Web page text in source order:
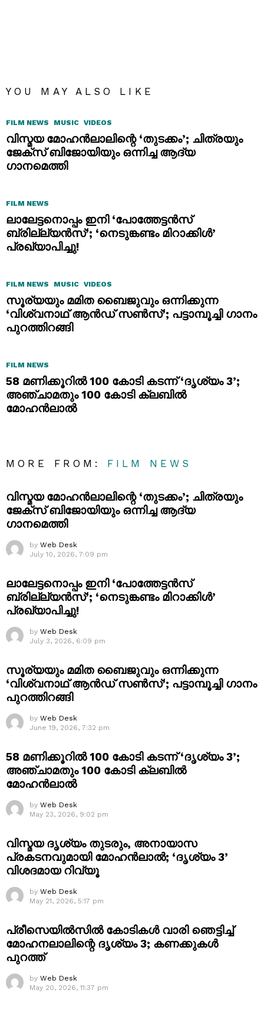
YOU MAY ALSO LIKE
FILM NEWS MUSIC VIDEOS
വിസ്മയ മോഹൻലാലിന്റെ ‘തുടക്കം’; ചിത്രയും
ജേക്സ് ബിജോയിയും ഒന്നിച്ച ആദ്യ
ഗാനമെത്തി
FILM NEWS
ലാലേട്ടനൊപ്പം ഇനി ‘പോത്തേട്ടൻസ്
ബ്രില്ല്യൻസ്’; ‘നെടുങ്കണ്ടം മിറാക്കിൾ’
പ്രഖ്യാപിച്ചു!
FILM NEWS MUSIC VIDEOS
സൂര്യയും മമിത ബൈജുവും ഒന്നിക്കുന്ന
‘വിശ്വനാഥ് ആൻഡ് സൺസ്’; പട്ടാമ്പൂച്ചി ഗാനം
പുറത്തിറങ്ങി
FILM NEWS
58 മണിക്കൂറിൽ 100 കോടി കടന്ന് ‘ദൃശ്യം 3’;
അഞ്ചാമതും 100 കോടി ക്ലബിൽ
മോഹൻലാൽ
MORE FROM: FILM NEWS
വിസ്മയ മോഹൻലാലിന്റെ ‘തുടക്കം’; ചിത്രയും
ജേക്സ് ബിജോയിയും ഒന്നിച്ച ആദ്യ
ഗാനമെത്തി
by Web Desk
July 10, 2026, 7:09 pm
ലാലേട്ടനൊപ്പം ഇനി ‘പോത്തേട്ടൻസ്
ബ്രില്ല്യൻസ്’; ‘നെടുങ്കണ്ടം മിറാക്കിൾ’
പ്രഖ്യാപിച്ചു!
by Web Desk
July 3, 2026, 6:09 pm
സൂര്യയും മമിത ബൈജുവും ഒന്നിക്കുന്ന
‘വിശ്വനാഥ് ആൻഡ് സൺസ്’; പട്ടാമ്പൂച്ചി ഗാനം
പുറത്തിറങ്ങി
by Web Desk
June 19, 2026, 7:32 pm
58 മണിക്കൂറിൽ 100 കോടി കടന്ന് ‘ദൃശ്യം 3’;
അഞ്ചാമതും 100 കോടി ക്ലബിൽ
മോഹൻലാൽ
by Web Desk
May 23, 2026, 9:02 pm
വിസ്മയ ദൃശ്യം തുടരും, അനായാസ
പ്രകടനവുമായി മോഹൻലാൽ; ‘ദൃശ്യം 3’
വിശദമായ റിവ്യൂ
by Web Desk
May 21, 2026, 5:17 pm
പ്രീസെയിൽസിൽ കോടികൾ വാരി ഞെട്ടിച്ച്
മോഹനലാലിന്റെ ദൃശ്യം 3; കണക്കുകൾ
പുറത്ത്
by Web Desk
May 20, 2026, 11:37 pm